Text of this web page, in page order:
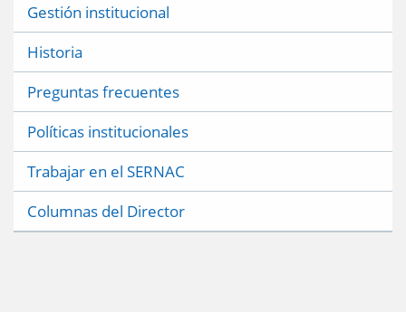
Gestión institucional
Historia
Preguntas frecuentes
Políticas institucionales
Trabajar en el SERNAC
Columnas del Director